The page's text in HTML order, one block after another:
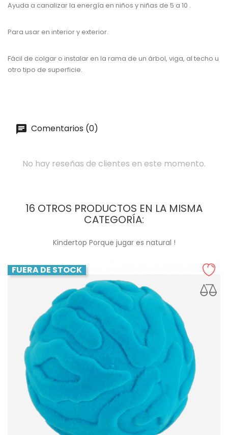
Ayuda a canalizar la energía en niños y niñas de 5 a 10 .
Para usar en interior y exterior.
Fácil de colgar o instalar en la rama de un árbol, viga, al techo u
otro tipo de superficie.
Comentarios (0)
No hay reseñas de clientes en este momento.
16 OTROS PRODUCTOS EN LA MISMA
CATEGORÍA:
Kindertop Porque jugar es natural !
FUERA DE STOCK